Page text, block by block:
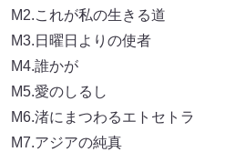
M2.これが私の生きる道
M3.日曜日よりの使者
M4.誰かが
M5.愛のしるし
M6.渚にまつわるエトセトラ
M7.アジアの純真